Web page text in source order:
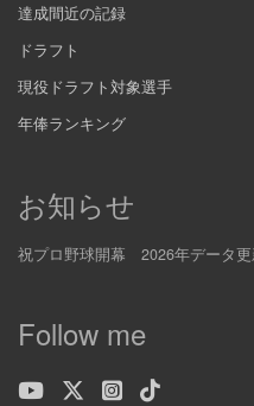
達成間近の記録
ドラフト
現役ドラフト対象選手
年俸ランキング
お知らせ
祝プロ野球開幕 2026年データ更
Follow me